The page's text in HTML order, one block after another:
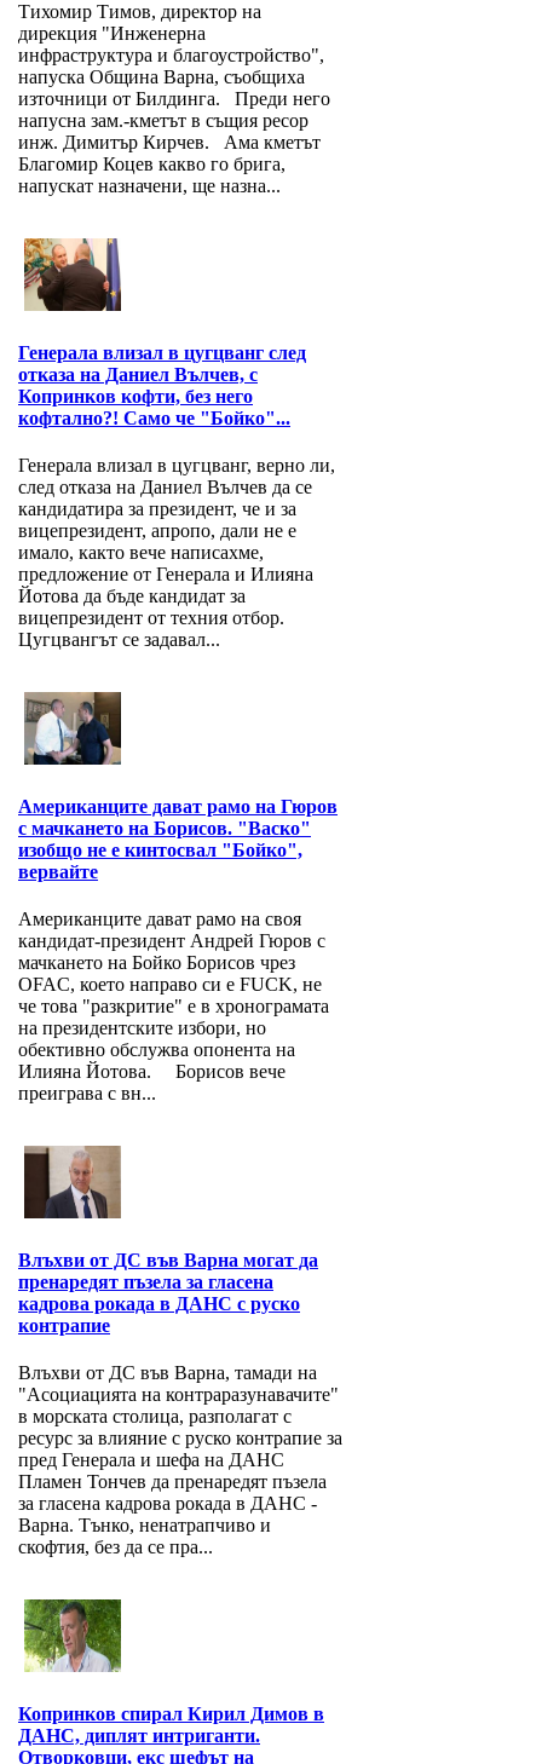
Тихомир Тимов, директор на
дирекция "Инженерна
инфраструктура и благоустройство",
напуска Община Варна, съобщиха
източници от Билдинга. Преди него
напусна зам.-кметът в същия ресор
инж. Димитър Кирчев. Ама кметът
Благомир Коцев какво го брига,
напускат назначени, ще назна...
Генерала влизал в цугцванг след
отказа на Даниел Вълчев, с
Копринков кофти, без него
кофтално?! Само че "Бойко"...
Генерала влизал в цугцванг, верно ли,
след отказа на Даниел Вълчев да се
кандидатира за президент, че и за
вицепрезидент, апропо, дали не е
имало, както вече написахме,
предложение от Генерала и Илияна
Йотова да бъде кандидат за
вицепрезидент от техния отбор.
Цугцвангът се задавал...
Американците дават рамо на Гюров
с мачкането на Борисов. "Васко"
изобщо не е кинтосвал "Бойко",
вервайте
Американците дават рамо на своя
кандидат-президент Андрей Гюров с
мачкането на Бойко Борисов чрез
OFAC, което направо си е FUCK, не
че това "разкритие" е в хронограмата
на президентските избори, но
обективно обслужва опонента на
Илияна Йотова. Борисов вече
преиграва с вн...
Влъхви от ДС във Варна могат да
пренаредят пъзела за гласена
кадрова рокада в ДАНС с руско
контрапие
Влъхви от ДС във Варна, тамади на
"Асоциацията на контраразунавачите"
в морската столица, разполагат с
ресурс за влияние с руско контрапие за
пред Генерала и шефа на ДАНС
Пламен Тончев да пренаредят пъзела
за гласена кадрова рокада в ДАНС -
Варна. Тънко, ненатрапчиво и
скофтия, без да се пра...
Копринков спирал Кирил Димов в
ДАНС, диплят интриганти.
Отворковци, екс шефът на